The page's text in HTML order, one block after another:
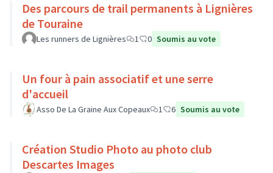
Des parcours de trail permanents à Lignières
de Touraine
Les runners de Lignières 1 0 Soumis au vote
Un four à pain associatif et une serre
d'accueil
Asso De La Graine Aux Copeaux 1 6 Soumis au vote
Création Studio Photo au photo club
Descartes Images